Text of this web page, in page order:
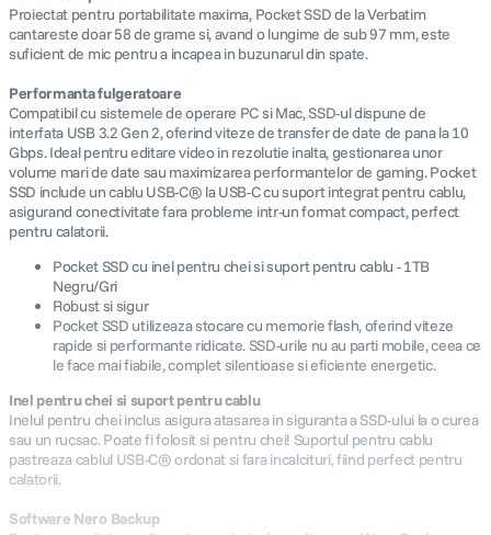
Proiectat pentru portabilitate maxima, Pocket SSD de la Verbatim
cantareste doar 58 de grame si, avand o lungime de sub 97 mm, este
suficient de mic pentru a incapea in buzunarul din spate.
Performanta fulgeratoare
Compatibil cu sistemele de operare PC si Mac, SSD-ul dispune de
interfata USB 3.2 Gen 2, oferind viteze de transfer de date de pana la 10
Gbps. Ideal pentru editare video in rezolutie inalta, gestionarea unor
volume mari de date sau maximizarea performantelor de gaming. Pocket
SSD include un cablu USB-C® la USB-C cu suport integrat pentru cablu,
asigurand conectivitate fara probleme intr-un format compact, perfect
pentru calatorii.
Pocket SSD cu inel pentru chei si suport pentru cablu - 1TB
Negru/Gri
Robust si sigur
Pocket SSD utilizeaza stocare cu memorie flash, oferind viteze
rapide si performante ridicate. SSD-urile nu au parti mobile, ceea ce
le face mai fiabile, complet silentioase si eficiente energetic.
Inel pentru chei si suport pentru cablu
Inelul pentru chei inclus asigura atasarea in siguranta a SSD-ului la o curea
sau un rucsac. Poate fi folosit si pentru chei! Suportul pentru cablu
pastreaza cablul USB-C® ordonat si fara incalcituri, fiind perfect pentru
calatorii.
Software Nero Backup